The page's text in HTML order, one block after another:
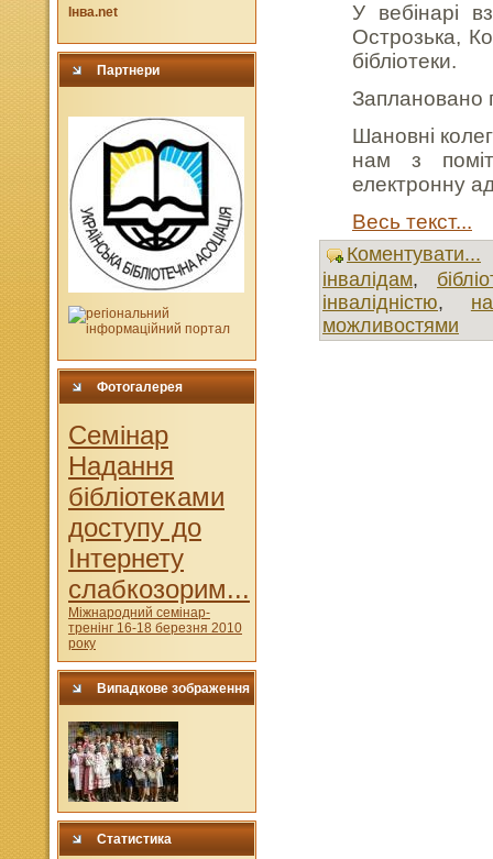
Інва.net
Партнери
Фотогалерея
Cемінар
Надання
бібліотеками
доступу до
Інтернету
слабкозорим...
Міжнародний семінар-
тренінг 16-18 березня 2010
року
Випадкове зображення
Статистика
У вебінарі
Острозька,
бібліотеки.
Заплановано
Шановні
нам з
електронну
Весь текст...
Коментувати...
інвалідам,
інвалідністю,
можливостями